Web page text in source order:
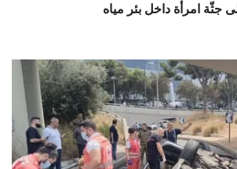
جثّة امرأة داخل بئر مياه